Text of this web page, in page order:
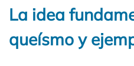
La idea
queísmo y